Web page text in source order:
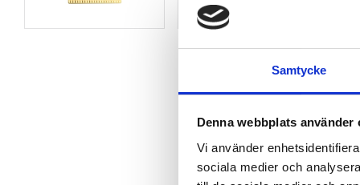
Samtycke
Denna webbplats använder
Vi använder
sociala medier och